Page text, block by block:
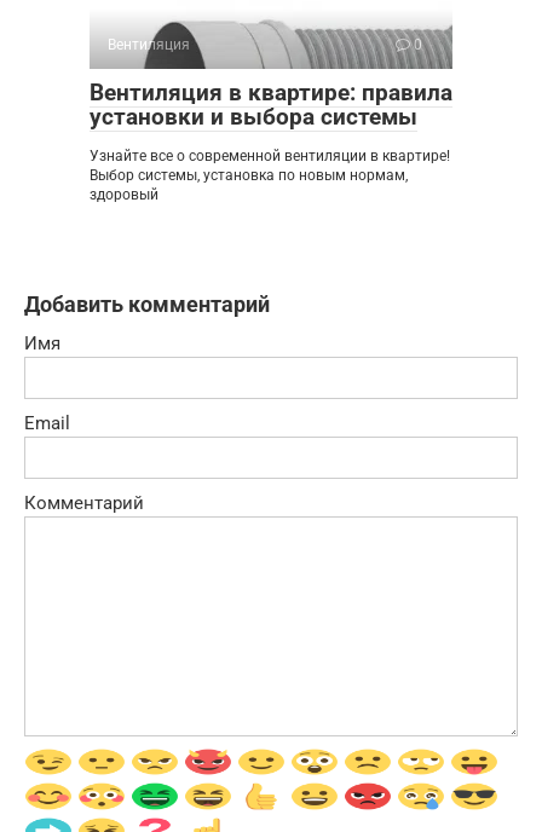
Вентиляция 0
Вентиляция в квартире: правила
установки и выбора системы
Узнайте все о современной вентиляции в квартире!
Выбор системы, установка по новым нормам,
здоровый
Добавить комментарий
Имя
Email
Комментарий